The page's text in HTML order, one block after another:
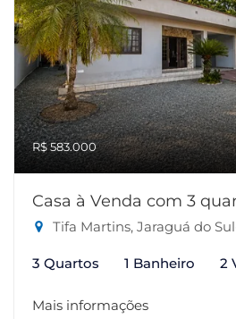
R$ 583.000
Casa à Venda com 3
Tifa Martins, Jaraguá do
3 Quartos 1 Banheiro 2
Mais informações